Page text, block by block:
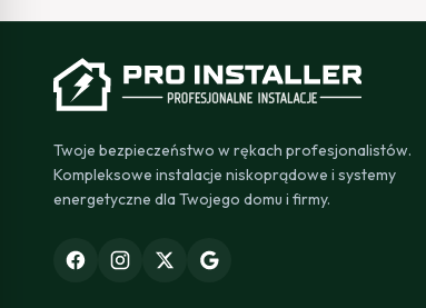
Twoje bezpieczeństwo w rękach profesjonalistów.
Kompleksowe instalacje niskoprądowe i systemy
energetyczne dla Twojego domu i firmy.